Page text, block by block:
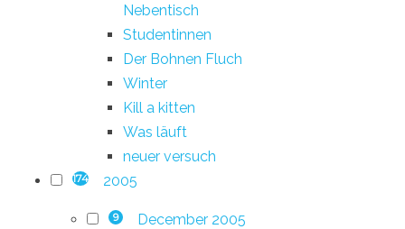
Nebentisch
Studentinnen
Der Bohnen Fluch
Winter
Kill a kitten
Was läuft
neuer versuch
174 2005
9 December 2005